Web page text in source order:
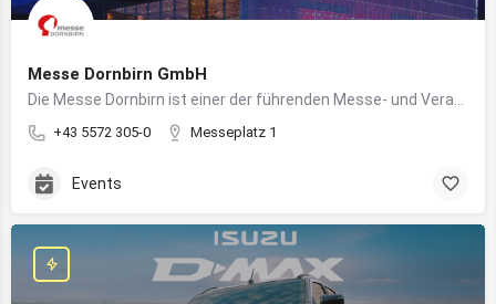
Messe Dornbirn GmbH
+43 5572 305-0 Messeplatz 1
Events